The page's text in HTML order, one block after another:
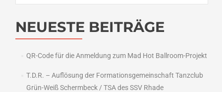
NEUESTE BEITRÄGE
QR-Code für die Anmeldung zum Mad Hot Ballroom-Projekt
T.D.R. – Auflösung der Formationsgemeinschaft Tanzclub
Grün-Weiß Schermbeck / TSA des SSV Rhade